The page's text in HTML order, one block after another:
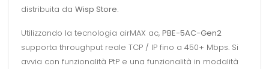
distribuita da Wisp Store.
Utilizzando la tecnologia airMAX ac, PBE-5AC-Gen2
supporta throughput reale TCP / IP fino a 450+ Mbps. Si
avvia con funzionalità PtP e una funzionalità in modalità